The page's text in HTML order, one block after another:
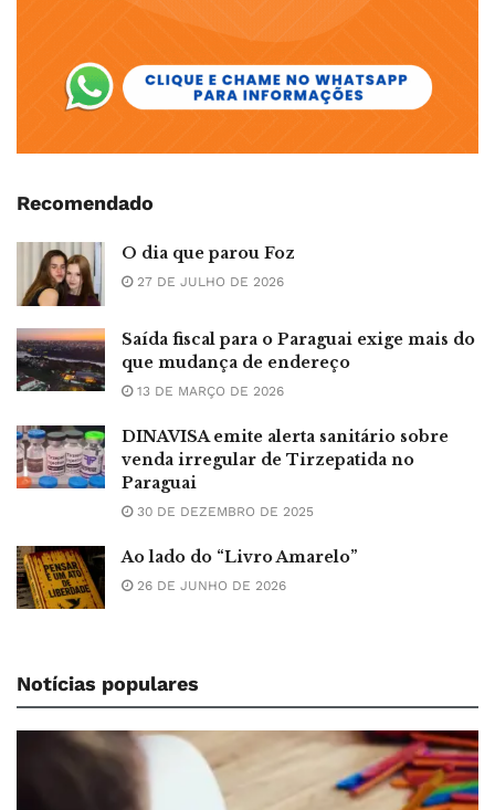
Recomendado
O dia que parou Foz
27 DE JULHO DE 2026
Saída fiscal para o Paraguai exige mais do
que mudança de endereço
13 DE MARÇO DE 2026
DINAVISA emite alerta sanitário sobre
venda irregular de Tirzepatida no
Paraguai
30 DE DEZEMBRO DE 2025
Ao lado do “Livro Amarelo”
26 DE JUNHO DE 2026
Notícias populares